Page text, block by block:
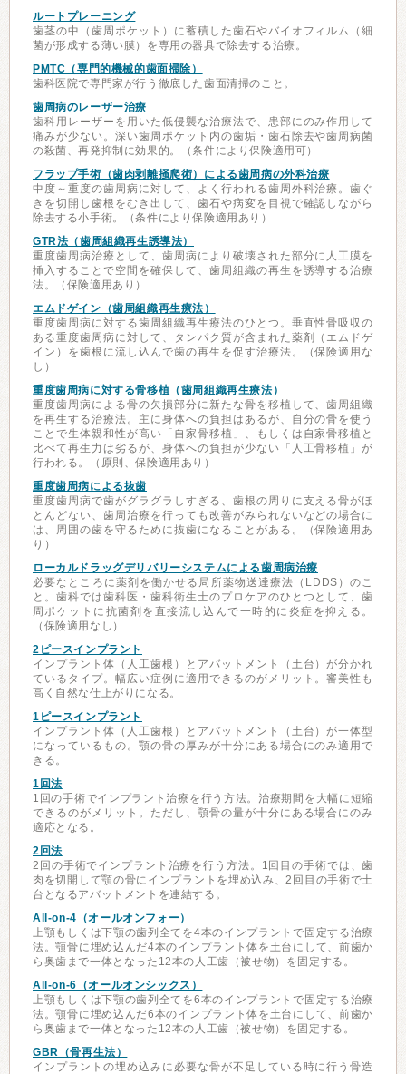
ルートプレーニング
歯茎の中（歯周ポケット）に蓄積した歯石やバイオフィルム（細
菌が形成する薄い膜）を専用の器具で除去する治療。
PMTC（専門的機械的歯面掃除）
歯科医院で専門家が行う徹底した歯面清掃のこと。
歯周病のレーザー治療
歯科用レーザーを用いた低侵襲な治療法で、患部にのみ作用して
痛みが少ない。深い歯周ポケット内の歯垢・歯石除去や歯周病菌
の殺菌、再発抑制に効果的。（条件により保険適用可）
フラップ手術（歯肉剥離掻爬術）による歯周病の外科治療
中度～重度の歯周病に対して、よく行われる歯周外科治療。歯ぐ
きを切開し歯根をむき出して、歯石や病変を目視で確認しながら
除去する小手術。（条件により保険適用あり）
GTR法（歯周組織再生誘導法）
重度歯周病治療として、歯周病により破壊された部分に人工膜を
挿入することで空間を確保して、歯周組織の再生を誘導する治療
法。（保険適用あり）
エムドゲイン（歯周組織再生療法）
重度歯周病に対する歯周組織再生療法のひとつ。垂直性骨吸収の
ある重度歯周病に対して、タンパク質が含まれた薬剤（エムドゲ
イン）を歯根に流し込んで歯の再生を促す治療法。（保険適用な
し）
重度歯周病に対する骨移植（歯周組織再生療法）
重度歯周病による骨の欠損部分に新たな骨を移植して、歯周組織
を再生する治療法。主に身体への負担はあるが、自分の骨を使う
ことで生体親和性が高い「自家骨移植」、もしくは自家骨移植と
比べて再生力は劣るが、身体への負担が少ない「人工骨移植」が
行われる。（原則、保険適用あり）
重度歯周病による抜歯
重度歯周病で歯がグラグラしすぎる、歯根の周りに支える骨がほ
とんどない、歯周治療を行っても改善がみられないなどの場合に
は、周囲の歯を守るために抜歯になることがある。（保険適用あ
り）
ローカルドラッグデリバリーシステムによる歯周病治療
必要なところに薬剤を働かせる局所薬物送達療法（LDDS）のこ
と。歯科では歯科医・歯科衛生士のプロケアのひとつとして、歯
周ポケットに抗菌剤を直接流し込んで一時的に炎症を抑える。
（保険適用なし）
2ピースインプラント
インプラント体（人工歯根）とアバットメント（土台）が分かれ
ているタイプ。幅広い症例に適用できるのがメリット。審美性も
高く自然な仕上がりになる。
1ピースインプラント
インプラント体（人工歯根）とアバットメント（土台）が一体型
になっているもの。顎の骨の厚みが十分にある場合にのみ適用で
きる。
1回法
1回の手術でインプラント治療を行う方法。治療期間を大幅に短縮
できるのがメリット。ただし、顎骨の量が十分にある場合にのみ
適応となる。
2回法
2回の手術でインプラント治療を行う方法。1回目の手術では、歯
肉を切開して顎の骨にインプラントを埋め込み、2回目の手術で土
台となるアバットメントを連結する。
All-on-4（オールオンフォー）
上顎もしくは下顎の歯列全てを4本のインプラントで固定する治療
法。顎骨に埋め込んだ4本のインプラント体を土台にして、前歯か
ら奥歯まで一体となった12本の人工歯（被せ物）を固定する。
All-on-6（オールオンシックス）
上顎もしくは下顎の歯列全てを6本のインプラントで固定する治療
法。顎骨に埋め込んだ6本のインプラント体を土台にして、前歯か
ら奥歯まで一体となった12本の人工歯（被せ物）を固定する。
GBR（骨再生法）
インプラントの埋め込みに必要な骨が不足している時に行う骨造